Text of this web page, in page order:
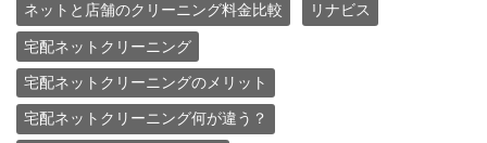
ネットと店舗のクリーニング料金比較 リナビス
宅配ネットクリーニング
宅配ネットクリーニングのメリット
宅配ネットクリーニング何が違う？